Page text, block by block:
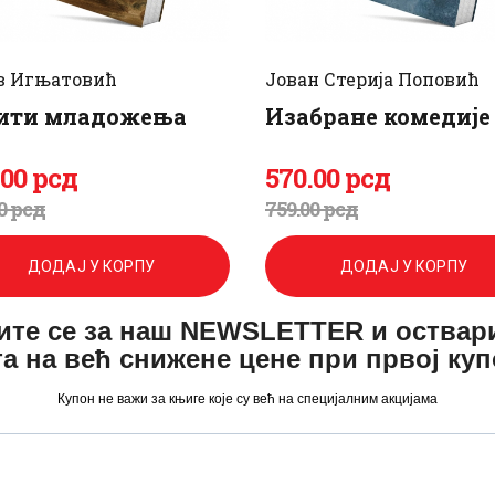
Игњатовић
младожења
рсд
00рсд
ДОДАЈ У КОРПУ
Јован Стерија Поповић
Изабране комедије
759.00рсд
Оригинална
цена
је
била:
759.
570.00рсд
Тренутна
цена
је:
570.
0
ДОДАЈ У КОРПУ
се за наш NEWSLETTER и
на већ снижене цене при првој
Купон не важи за књиге које су већ на специјалним акцијама